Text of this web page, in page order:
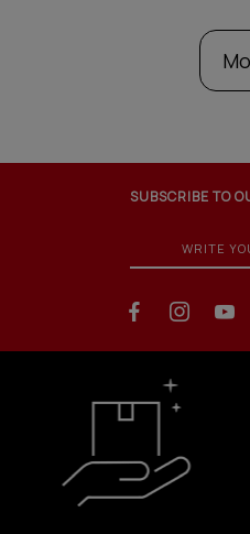
SUBSCRIBE TO